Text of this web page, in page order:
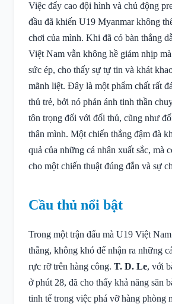
Việc đẩy cao đội hình và chủ động
đầu đã khiến U19 Myanmar không
chơi của mình. Khi đã có bàn thắng
Việt Nam vẫn không hề giảm nhịp
sức ép, cho thấy sự tự tin và khát
mãnh liệt. Đây là một phẩm chất rất
thủ trẻ, bởi nó phản ánh tinh thần
tôn trọng đối với đối thủ, cũng như
thân mình. Một chiến thắng đậm đà
quả của những cá nhân xuất sắc, mà
cho một chiến thuật đúng đắn và sự
Cầu thủ nổi bật
Trong một trận đấu mà U19 Việt
thắng, không khó để nhận ra những
rực rỡ trên hàng công. T. D. Le, với
ở phút 28, đã cho thấy khả năng săn
tinh tế trong việc phá vỡ hàng phòng